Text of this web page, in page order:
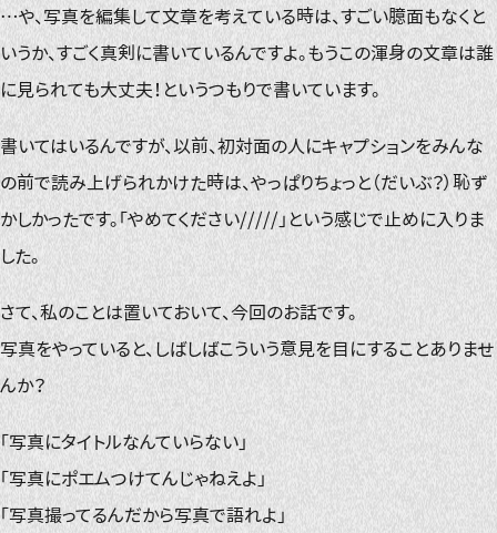
…や、写真を編集して文章を考えている時は、すごい臆面もなくと
いうか、すごく真剣に書いているんですよ。もうこの渾身の文章は誰
に見られても大丈夫！というつもりで書いています。
書いてはいるんですが、以前、初対面の人にキャプションをみんな
の前で読み上げられかけた時は、やっぱりちょっと（だいぶ？）恥ず
かしかったです。「やめてください/////」という感じで止めに入りま
した。
さて、私のことは置いておいて、今回のお話です。
写真をやっていると、しばしばこういう意見を目にすることありませ
んか？
「写真にタイトルなんていらない」
「写真にポエムつけてんじゃねえよ」
「写真撮ってるんだから写真で語れよ」